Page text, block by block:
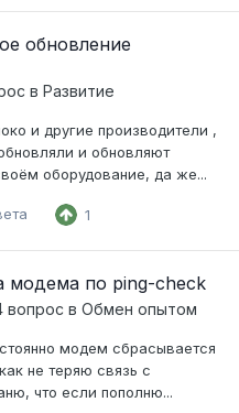
обновление
в Развитие
и другие производители ,
и обновляют
оборудование, да же...
1
модема по ping-check
вопрос в Обмен опытом
модем сбрасывается
не теряю связь с
что если пополню...